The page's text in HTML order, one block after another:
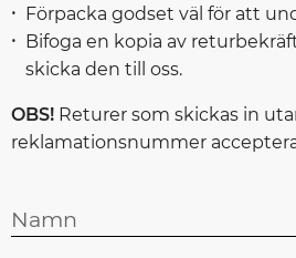
Förpacka godset väl för att
Bifoga en kopia av
skicka den till oss.
OBS! Returer som skickas in
reklamationsnummer